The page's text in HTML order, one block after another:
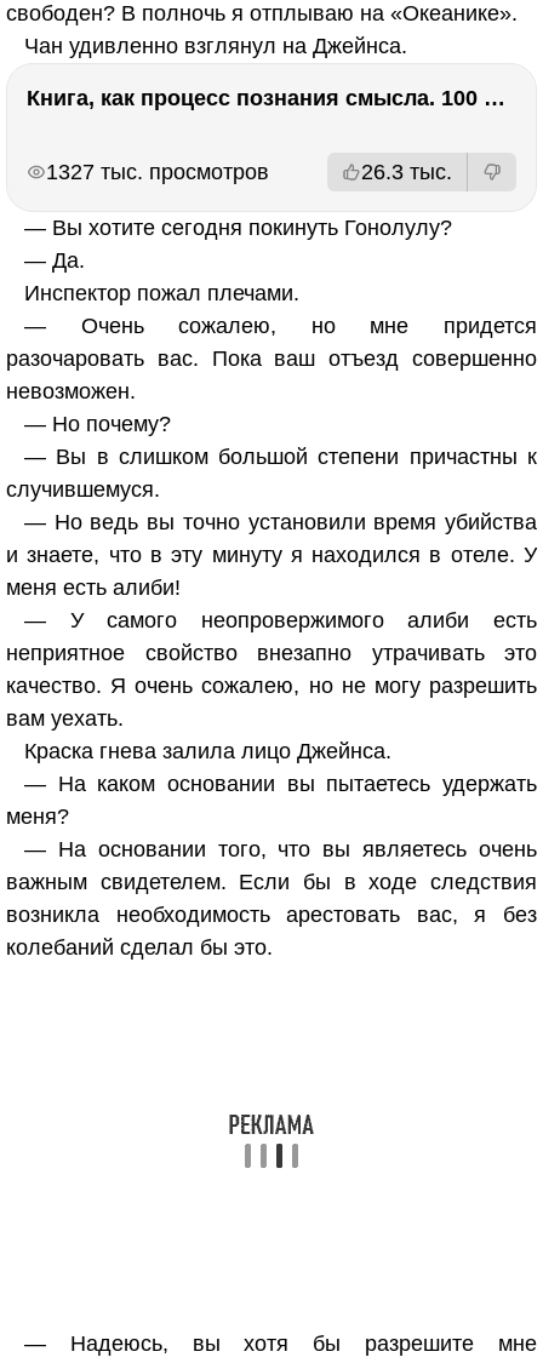
свободен? В полночь я отплываю на «Океанике».
Чан удивленно взглянул на Джейнса.
Книга, как процесс познания смысла. 100 великих книг: напутствие для читателя. Евгений Жаринов
1327 тыс. просмотров 26.3 тыс.
— Вы хотите сегодня покинуть Гонолулу?
— Да.
Инспектор пожал плечами.
— Очень сожалею, но мне придется
разочаровать вас. Пока ваш отъезд совершенно
невозможен.
— Но почему?
— Вы в слишком большой степени причастны к
случившемуся.
— Но ведь вы точно установили время убийства
и знаете, что в эту минуту я находился в отеле. У
меня есть алиби!
— У самого неопровержимого алиби есть
неприятное свойство внезапно утрачивать это
качество. Я очень сожалею, но не могу разрешить
вам уехать.
Краска гнева залила лицо Джейнса.
— На каком основании вы пытаетесь удержать
меня?
— На основании того, что вы являетесь очень
важным свидетелем. Если бы в ходе следствия
возникла необходимость арестовать вас, я без
колебаний сделал бы это.
— Надеюсь, вы хотя бы разрешите мне